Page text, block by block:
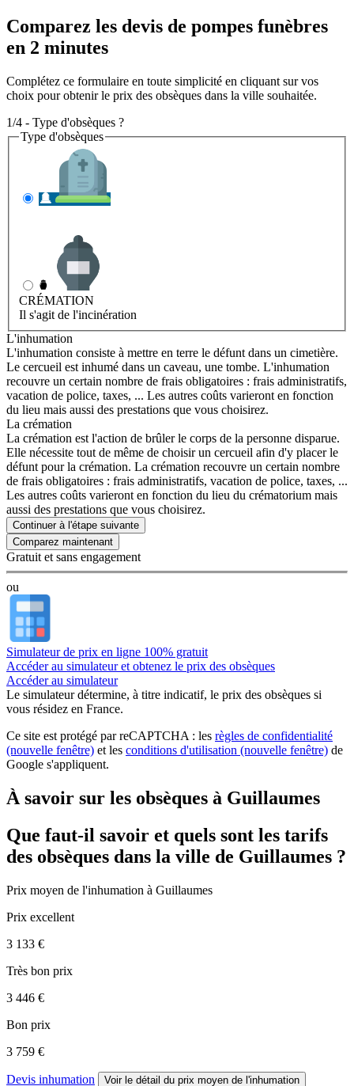
Comparez les devis de pompes funèbres
en 2 minutes
Complétez ce formulaire en toute simplicité en cliquant sur vos
choix pour obtenir le prix des obsèques dans la ville souhaitée.
1/4 - Type d'obsèques ?
Type d'obsèques
CRÉMATION
Il s'agit de l'incinération
L'inhumation
L'inhumation consiste à mettre en terre le défunt dans un cimetière.
Le cercueil est inhumé dans un caveau, une tombe. L'inhumation
recouvre un certain nombre de frais obligatoires : frais administratifs,
vacation de police, taxes, ... Les autres coûts varieront en fonction
du lieu mais aussi des prestations que vous choisirez.
La crémation
La crémation est l'action de brûler le corps de la personne disparue.
Elle nécessite tout de même de choisir un cercueil afin d'y placer le
défunt pour la crémation. La crémation recouvre un certain nombre
de frais obligatoires : frais administratifs, vacation de police, taxes, ...
Les autres coûts varieront en fonction du lieu du crématorium mais
aussi des prestations que vous choisirez.
Continuer à l'étape suivante
Gratuit et sans engagement
ou
Simulateur de prix en ligne 100% gratuit
Accéder au simulateur et obtenez le prix des obsèques
Accéder au simulateur
Le simulateurdétermine, à titre indicatif, le prix des obsèques si
vous résidez en France.
Ce site est protégé par reCAPTCHA : les règles de confidentialité
(nouvelle fenêtre) et les conditions d'utilisation (nouvelle fenêtre) de
Google s'appliquent.
À savoir sur les obsèques à Guillaumes
Que faut-il savoir et quels sont les tarifs
des obsèques dans la ville de Guillaumes ?
Prix moyen de l'inhumation à Guillaumes
Prix excellent
3 133 €
Très bon prix
3 446 €
Bon prix
3 759 €
Devis inhumation Voir le détail du prix moyen de l'inhumation